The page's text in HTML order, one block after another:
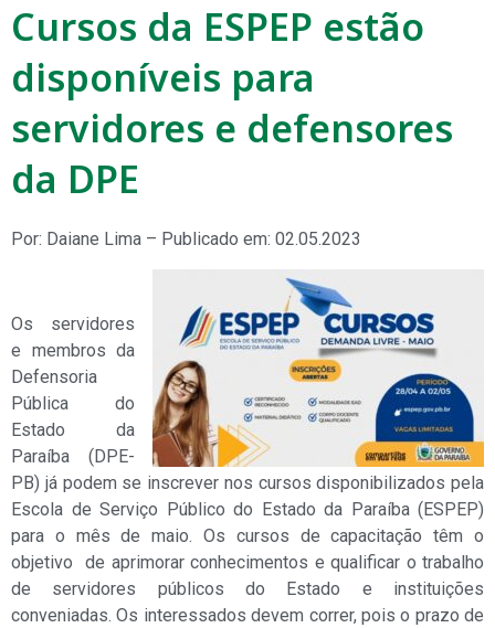
Cursos da ESPEP estão
disponíveis para
servidores e defensores
da DPE
Por: Daiane Lima – Publicado em: 02.05.2023
Os servidores
e membros da
Defensoria
Pública do
Estado da
Paraíba (DPE-
PB) já podem se inscrever nos cursos disponibilizados pela
Escola de Serviço Público do Estado da Paraíba (ESPEP)
para o mês de maio. Os cursos de capacitação têm o
objetivo de aprimorar conhecimentos e qualificar o trabalho
de servidores públicos do Estado e instituições
conveniadas. Os interessados devem correr, pois o prazo de